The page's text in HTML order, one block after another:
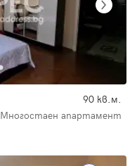
90 кв.м.
Многостаен апартамент